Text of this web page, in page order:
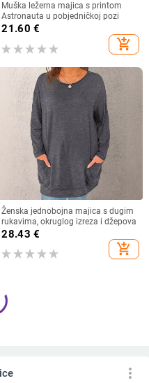
Muška ležerna majica s printom
Astronauta u pobjedničkoj pozi
21.60 €
add_shopping_cart
Ženska jednobojna majica s dugim
rukavima, okruglog izreza i džepova
28.43 €
add_shopping_cart